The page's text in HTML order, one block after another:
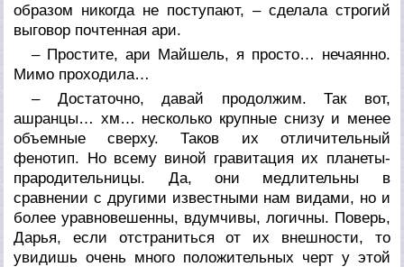
образом никогда не поступают, – сделала строгий
выговор почтенная ари.
– Простите, ари Майшель, я просто… нечаянно.
Мимо проходила…
– Достаточно, давай продолжим. Так вот,
ашранцы… хм… несколько крупные снизу и менее
объемные сверху. Таков их отличительный
фенотип. Но всему виной гравитация их планеты-
прародительницы. Да, они медлительны в
сравнении с другими известными нам видами, но и
более уравновешенны, вдумчивы, логичны. Поверь,
Дарья, если отстраниться от их внешности, то
увидишь очень много положительных черт у этой